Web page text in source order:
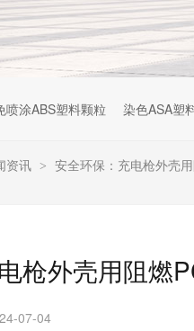
喷涂ABS塑料颗粒 染色ASA塑
资讯 > 安全环保：充电枪外壳
枪外壳用阻燃
07-04